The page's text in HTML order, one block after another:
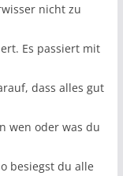
nicht zu
Es passiert mit
dass alles gut
wen oder was du
besiegst du alle